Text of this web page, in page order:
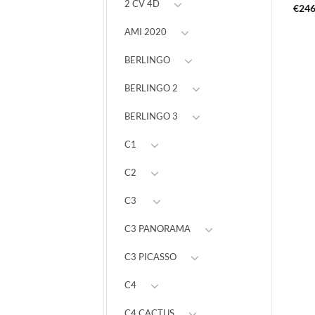
2 CV 4D
AMI 2020
BERLINGO
BERLINGO 2
BERLINGO 3
C1
C2
C3
C3 PANORAMA
C3 PICASSO
C4
€246